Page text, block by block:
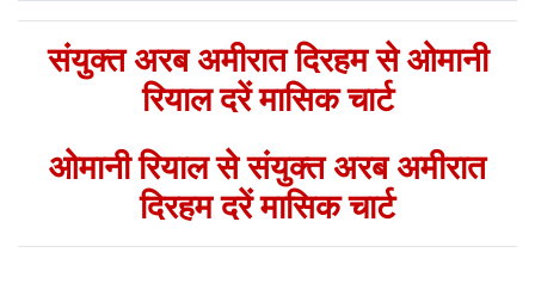
संयुक्त अरब अमीरात दिरहम से ओमानी
रियाल दरें मासिक चार्ट
ओमानी रियाल से संयुक्त अरब अमीरात
दिरहम दरें मासिक चार्ट